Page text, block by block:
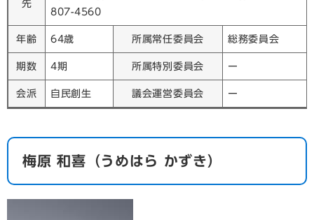
先
807-4560
年齢 64歳 所属常任委員会 総務委員会
期数 4期 所属特別委員会 ー
会派 自民創生 議会運営委員会 ー
梅原 和喜（うめはら かずき）